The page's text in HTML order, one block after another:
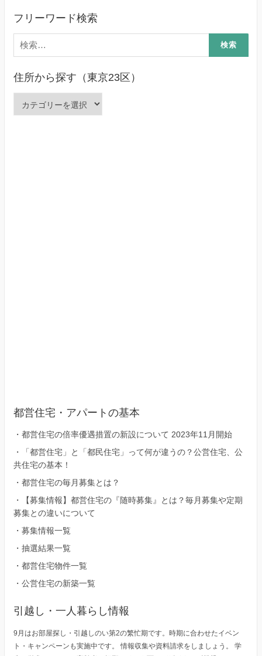
フリーワード検索
検
索:
住所から探す（東京23区）
都営住宅・アパートの基本
・ 都営住宅の倍率優遇措置の新設について 2023年11月開始
・
「都営住宅」と「都民住宅」って何が違うの？公営住宅、公
共住宅の基本！
・ 都営住宅の毎月募集とは？
・
【募集情報】都営住宅の『随時募集』とは？毎月募集や定期
募集との違いについて
・ 募集情報一覧
・ 抽選結果一覧
・ 都営住宅物件一覧
・ 公営住宅の新築一覧
引越し・一人暮らし情報
9月はお部屋探し・引越しのい第2の繁忙期です。時期に合わせたイベン
ト・キャンペーンも実施中です。 情報収集や資料請求をしましょう。 学